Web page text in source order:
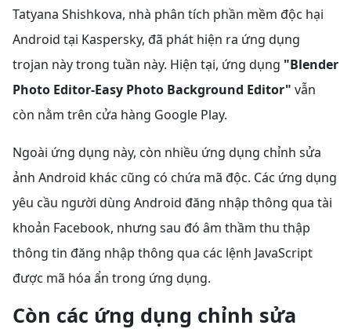
Tatyana Shishkova, nhà phân tích phần mềm độc hại
Android tại Kaspersky, đã phát hiện ra ứng dụng
trojan này trong tuần này. Hiện tại, ứng dụng "Blender
Photo Editor-Easy Photo Background Editor" vẫn
còn nằm trên cửa hàng Google Play.
Ngoài ứng dụng này, còn nhiều ứng dụng chỉnh sửa
ảnh Android khác cũng có chứa mã độc. Các ứng dụng
yêu cầu người dùng Android đăng nhập thông qua tài
khoản Facebook, nhưng sau đó âm thầm thu thập
thông tin đăng nhập thông qua các lệnh JavaScript
được mã hóa ẩn trong ứng dụng.
Còn các ứng dụng chỉnh sửa